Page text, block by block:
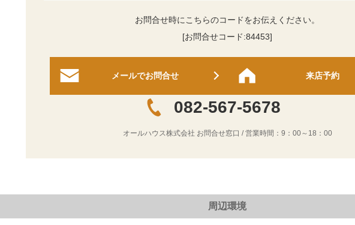
お問合せ時にこちらのコードをお伝えください。
[お問合せコード:84453]
メールでお問合せ 来店予約
082-567-5678
オールハウス株式会社 お問合せ窓口 / 営業時間： 9：00～18：00
周辺環境